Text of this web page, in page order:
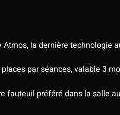
la dernière
par séances, valable 3
fauteuil préféré dans la salle